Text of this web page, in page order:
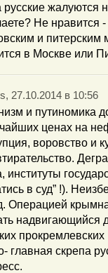
русские жалуются
Не нравится
и
в Москве или
27.10.2014 в 10:56
и путиномика
ценах на
воровство и
институты
в суд” !).
Операцией
надвигающийся
прокремлевских
главная скрепа